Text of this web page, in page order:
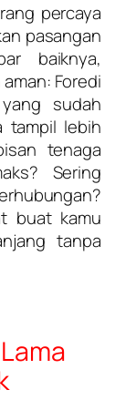
percaya
pasangan
baiknya,
Foredi
sudah
tampil lebih
tenaga
Sering
buat kamu
tanpa